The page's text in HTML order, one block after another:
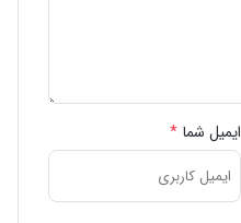
ایمیل شما *